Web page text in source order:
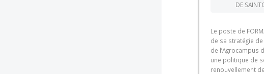
DE
Le poste de
de sa stratégie
de l’Agrocampus
une politique de
renouvellement